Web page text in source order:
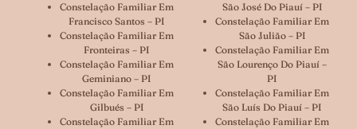
Constelação Familiar Em
Francisco Santos – PI
Constelação Familiar Em
Fronteiras – PI
Constelação Familiar Em
Geminiano – PI
Constelação Familiar Em
Gilbués – PI
Constelação Familiar Em
São José Do Piauí – PI
Constelação Familiar Em
São Julião – PI
Constelação Familiar Em
São Lourenço Do Piauí –
PI
Constelação Familiar Em
São Luís Do Piauí – PI
Constelação Familiar Em